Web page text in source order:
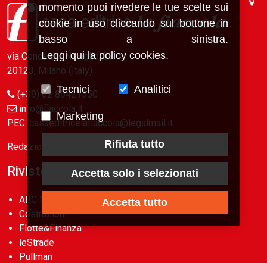
via Conca del Naviglio, 37
20123, Milano (Italy)
(+39) 02 89421350
info@fiaccola.it
PEC: casaeditricelafiaccola@legalmail.it
Redazione
Riviste
ABC Magazine
Costruzioni
Flotte&Finanza
leStrade
Pullman
momento puoi rivedere le tue scelte sui
cookie in uso cliccando sul bottone in
basso a sinistra.
Leggi qui la policy cookies.
Tecnici Analitici
Marketing
Rifiuta tutto
Accetta solo i selezionati
Accetta tutto